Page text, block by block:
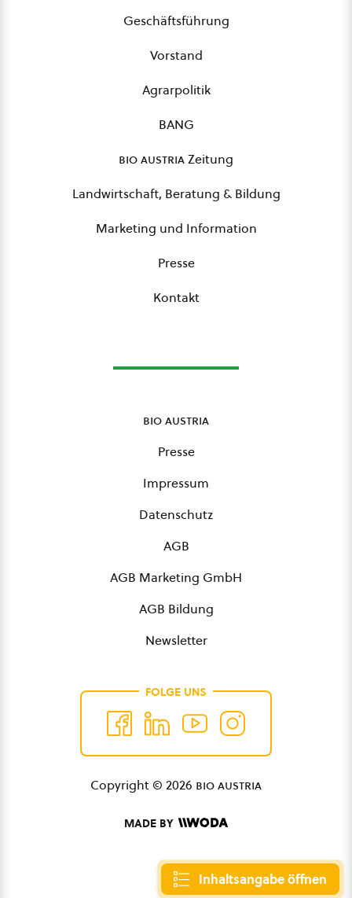
Inhaltsangabe öffnen
Geschäftsführung
Vorstand
Agrarpolitik
BANG
bio austriaZeitung
Landwirtschaft, Beratung & Bildung
Marketing und Information
Presse
Kontakt
bio austria
Presse
Impressum
Datenschutz
AGB
AGB Marketing GmbH
AGB Bildung
Newsletter
FOLGE UNS
Copyright © 2026 bio austria
MADE BY